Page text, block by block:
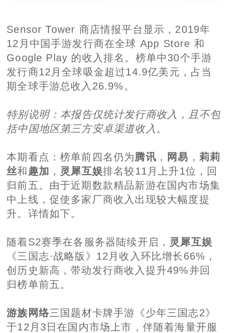
Sensor Tower 商店情报平台显示，2019年
12月中国手游发行商在全球 App Store 和
Google Play 的收入排名。榜单中30个手游
发行商12月全球吸金超过14.9亿美元，占当
期全球手游总收入26.9%。
特别说明： 本报告仅统计发行商收入，且不包
括中国地区第三方安卓渠道收入。
本期看点：榜单前四名仍为 腾讯 ， 网易 ， 莉莉
丝和 趣加 ， 灵犀互娱排名较11月上升1位，回
归前五。由于近期数款精品新游在国内市场集
中上线，促使多家厂商收入出现较大幅度提
升。详情如下。
随着S2赛季在各服务器陆续开启， 灵犀互娱
《三国志·战略版》12月收入环比增长66%，
创历史新高，带动发行商收入提升49%并回
归榜单前五。
游族网络三国题材卡牌手游《少年三国志2》
于12月3日在国内市场上市，伴随着海量开服